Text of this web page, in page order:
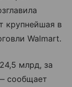
крупнейшая в
Walmart.
млрд, за
сообщает